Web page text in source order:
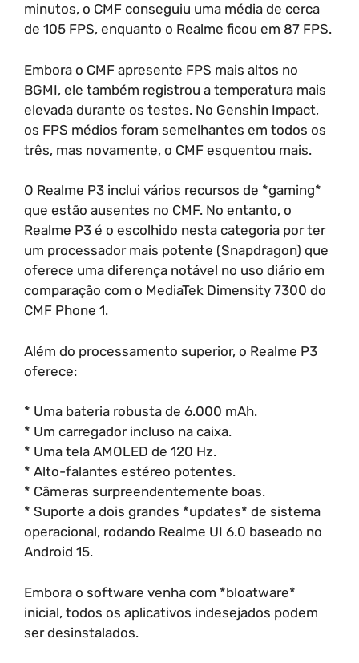
minutos, o CMF conseguiu uma média de cerca
de 105 FPS, enquanto o Realme ficou em 87 FPS.
Embora o CMF apresente FPS mais altos no
BGMI, ele também registrou a temperatura mais
elevada durante os testes. No Genshin Impact,
os FPS médios foram semelhantes em todos os
três, mas novamente, o CMF esquentou mais.
O Realme P3 inclui vários recursos de *gaming*
que estão ausentes no CMF. No entanto, o
Realme P3 é o escolhido nesta categoria por ter
um processador mais potente (Snapdragon) que
oferece uma diferença notável no uso diário em
comparação com o MediaTek Dimensity 7300 do
CMF Phone 1.
Além do processamento superior, o Realme P3
oferece:
* Uma bateria robusta de 6.000 mAh.
* Um carregador incluso na caixa.
* Uma tela AMOLED de 120 Hz.
* Alto-falantes estéreo potentes.
* Câmeras surpreendentemente boas.
* Suporte a dois grandes *updates* de sistema
operacional, rodando Realme UI 6.0 baseado no
Android 15.
Embora o software venha com *bloatware*
inicial, todos os aplicativos indesejados podem
ser desinstalados.